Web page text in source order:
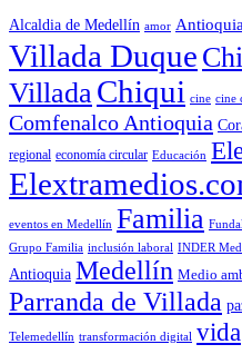
Alcaldia de Medellín amor Antioquia
Villada Duque
VilladaChiqui cine cine
Comfenalco Antioquia
regional economía circular Educación
eventos en Medellín Familia
Grupo Familia inclusión laboral INDER
Antioquia Medellín Medio
Parranda de Villada
Telemedellín transformación digital vida